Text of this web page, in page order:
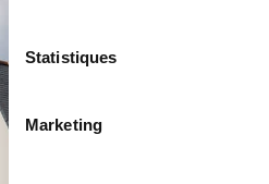
Statistiques
Marketing